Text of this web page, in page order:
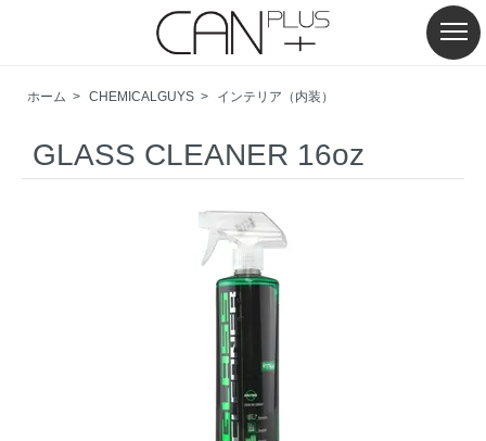
ホーム > CHEMICALGUYS > インテリア（内装）
GLASS CLEANER 16oz